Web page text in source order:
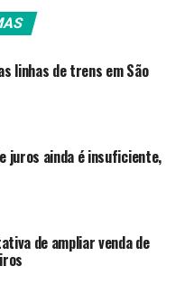
junto com o
pessoas.
pela primeira vez
mais graves, com
terem nenhuma
adequado:
médicos
tenham
um
linhas de trens em São
juros ainda é insuficiente,
de ampliar venda de